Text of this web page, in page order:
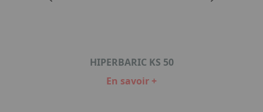
HIPERBARIC KS 50
En savoir +